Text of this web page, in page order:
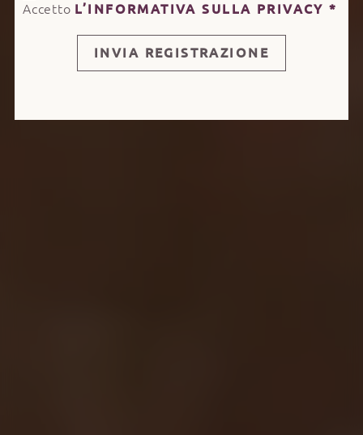
Accetto L’INFORMATIVA SULLA PRIVACY*
INVIA REGISTRAZIONE